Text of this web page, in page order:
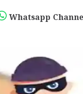
Whatsapp